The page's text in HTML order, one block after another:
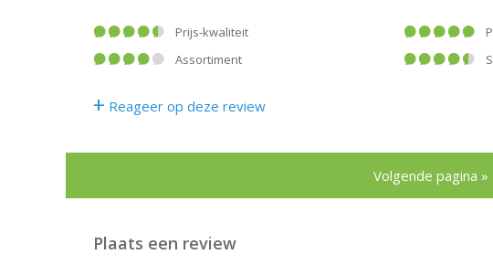
Prijs-kwaliteit
Assortiment
+ Reageer op deze review
Volgende pagina »
Plaats een review